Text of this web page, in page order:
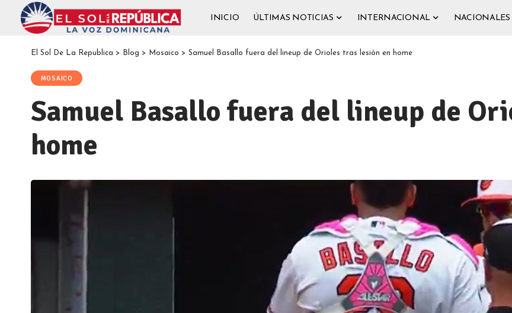
INICIO ÚLTIMAS NOTICIAS INTERNACIONAL NACIONALES
El Sol De La Republica > Blog > Mosaico > Samuel Basallo fuera del lineup de Orioles tras lesión en home
MOSAICO
Samuel Basallo fuera del lineup de
home